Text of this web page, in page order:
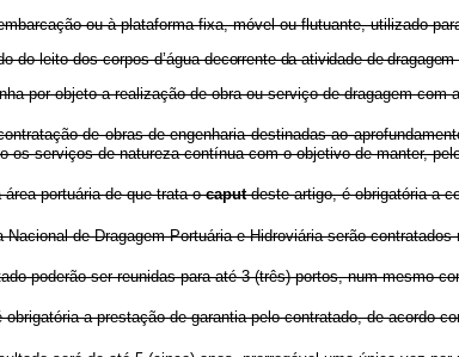
ou à plataforma fixa, móvel ou flutuante, utilizado
do leito dos corpos d’águadecorrente da atividade de
por objeto a realização de obra ou serviço de dragagem com
de obras de engenharia destinadas ao
os serviços de natureza contínua com o objetivo de manter,
portuária de que trata ocaputdeste artigo, é obrigatória a
de Dragagem Portuária e Hidroviária serão
poderão ser reunidas para até 3 (três) portos, num mesmo
a prestação de garantia pelo contratado, de acordo